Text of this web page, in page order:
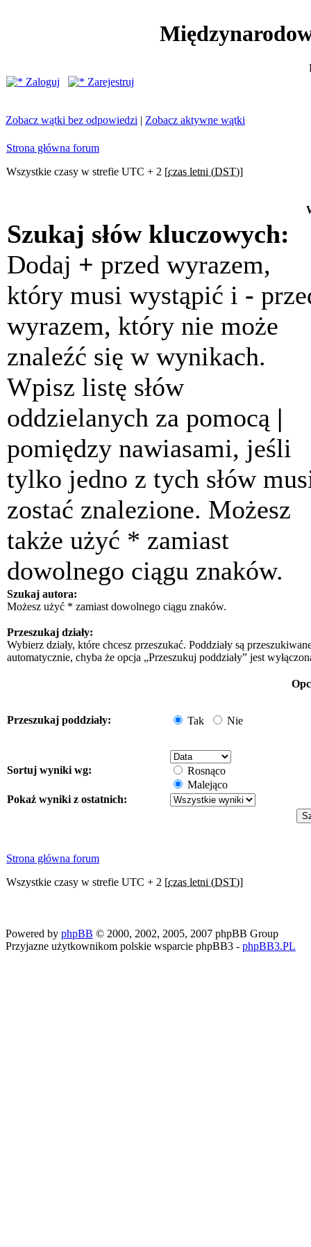
Zaloguj
Zarejestruj
Zobacz wątki bez odpowiedzi | Zobacz aktywne wątki
Strona główna forum
Wszystkie czasy w strefie UTC + 2 [czas letni (DST)]
Szukaj słów kluczowych:
Dodaj + przed wyrazem,
który musi wystąpić i -
wyrazem, który nie może
znaleźć się w wynikach.
Wpisz listę słów
oddzielanych za pomocą |
pomiędzy nawiasami, jeśli
tylko jedno z tych słów
zostać znalezione. Możesz
także użyć * zamiast
dowolnego ciągu znaków.
Szukaj autora:
Możesz użyć * zamiast dowolnego ciągu znaków.
Przeszukaj działy:
Wybierz działy, które chcesz przeszukać. Poddziały są
automatycznie, chyba że opcja „Przeszukuj poddziały” jest
Przeszukaj poddziały: Tak Nie
Sortuj wyniki wg:
Rosnąco
Malejąco
Pokaż wyniki z ostatnich:
Strona główna forum
Wszystkie czasy w strefie UTC + 2 [czas letni (DST)]
Powered by phpBB © 2000, 2002, 2005, 2007 phpBB Group
Przyjazne użytkownikom polskie wsparcie phpBB3 - phpBB3.PL